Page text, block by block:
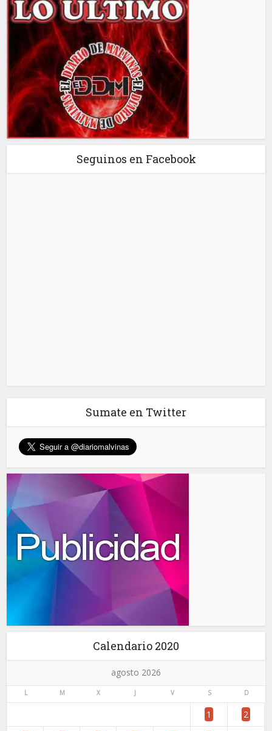
Seguinos en Facebook
Sumate en Twitter
Calendario 2020
agosto 2026
L M X J V S D
1 2